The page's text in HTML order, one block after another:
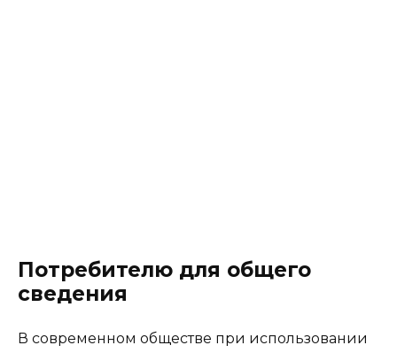
Потребителю для общего
сведения
В современном обществе при использовании